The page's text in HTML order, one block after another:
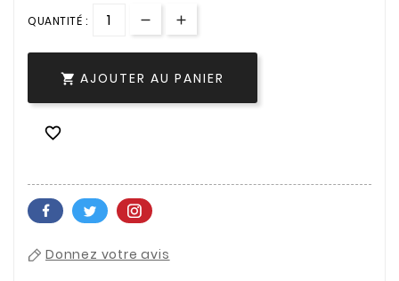
QUANTITÉ :
 AJOUTER AU PANIER

Donnez votre avis